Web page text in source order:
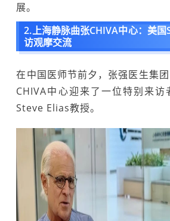
展。
2.上海静脉曲张CHIVA中心：美国
访观摩交流
在中国医师节前夕，张强医生集
CHIVA中心迎来了一位特别来
Steve Elias教授。